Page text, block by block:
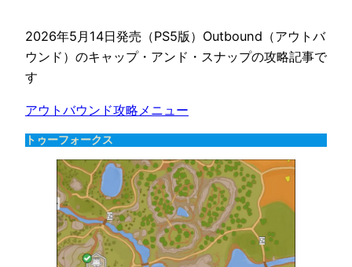
2026年5月14日発売（PS5版）Outbound（アウトバ
ウンド）のキャップ・アンド・スナップの攻略記事で
す
アウトバウンド攻略メニュー
トゥーフォークス